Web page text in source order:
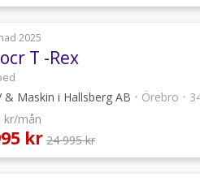
2025
T -Rex
& Maskin i Hallsberg AB • Örebro •
kr/mån
kr 24 995 kr